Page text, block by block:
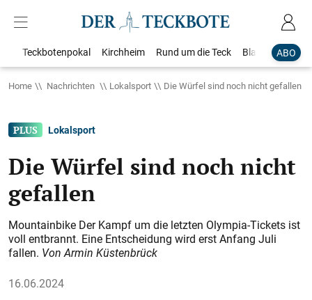
ABO
Teckbotenpokal Kirchheim Rund um die Teck Blaulicht
Home Nachrichten Lokalsport Die Würfel sind noch nicht gefallen
Lokalsport
Die Würfel sind noch nicht
gefallen
Mountainbike Der Kampf um die letzten Olympia-Tickets ist
voll entbrannt. Eine Entscheidung wird erst Anfang Juli
fallen. Von Armin Küstenbrück
16.06.2024